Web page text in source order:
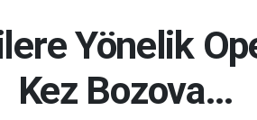
Yönelik
Kez Bozova…